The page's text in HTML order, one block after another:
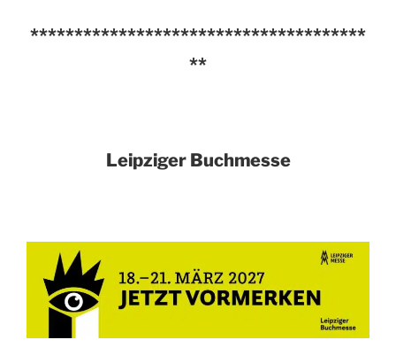
**************************************
**
Leipziger Buchmesse